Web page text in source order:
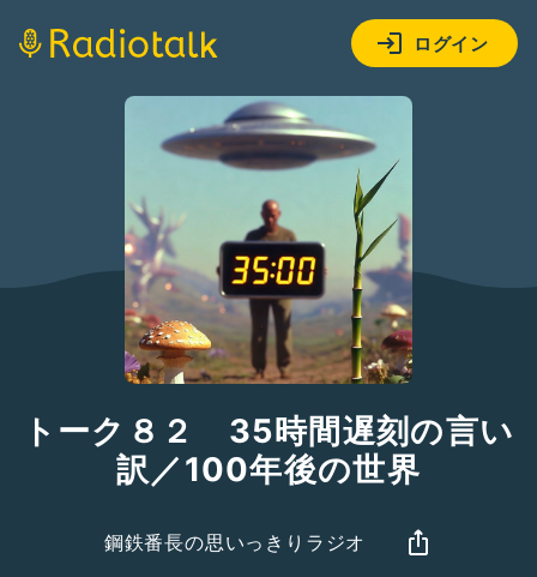
ログイン
トーク８２ 35時間遅刻の言い
訳／100年後の世界
鋼鉄番長の思いっきりラジオ